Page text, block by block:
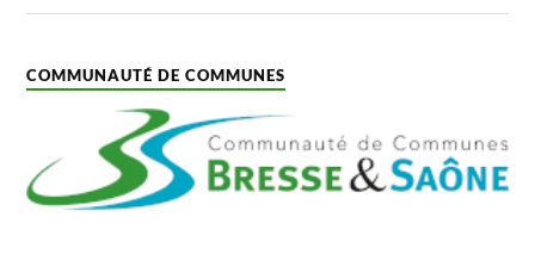
COMMUNAUTÉ DE COMMUNES